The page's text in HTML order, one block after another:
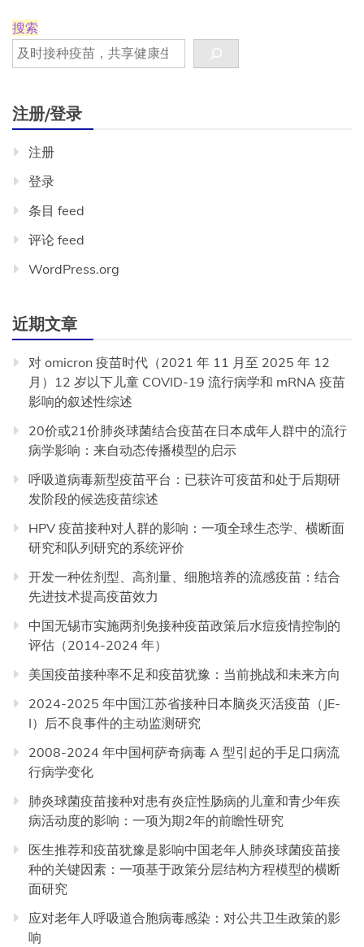
疫
苗
搜索
注册/登录
注册
登录
条目 feed
评论 feed
WordPress.org
近期文章
对 omicron 疫苗时代（2021 年 11 月至 2025 年 12
月）12 岁以下儿童 COVID-19 流行病学和 mRNA 疫苗
影响的叙述性综述
20价或21价肺炎球菌结合疫苗在日本成年人群中的流行
病学影响：来自动态传播模型的启示
呼吸道病毒新型疫苗平台：已获许可疫苗和处于后期研
发阶段的候选疫苗综述
HPV 疫苗接种对人群的影响：一项全球生态学、横断面
研究和队列研究的系统评价
开发一种佐剂型、高剂量、细胞培养的流感疫苗：结合
先进技术提高疫苗效力
中国无锡市实施两剂免接种疫苗政策后水痘疫情控制的
评估（2014-2024 年）
美国疫苗接种率不足和疫苗犹豫：当前挑战和未来方向
2024-2025 年中国江苏省接种日本脑炎灭活疫苗（JE-
I）后不良事件的主动监测研究
2008-2024 年中国柯萨奇病毒 A 型引起的手足口病流
行病学变化
肺炎球菌疫苗接种对患有炎症性肠病的儿童和青少年疾
病活动度的影响：一项为期2年的前瞻性研究
医生推荐和疫苗犹豫是影响中国老年人肺炎球菌疫苗接
种的关键因素：一项基于政策分层结构方程模型的横断
面研究
应对老年人呼吸道合胞病毒感染：对公共卫生政策的影
响